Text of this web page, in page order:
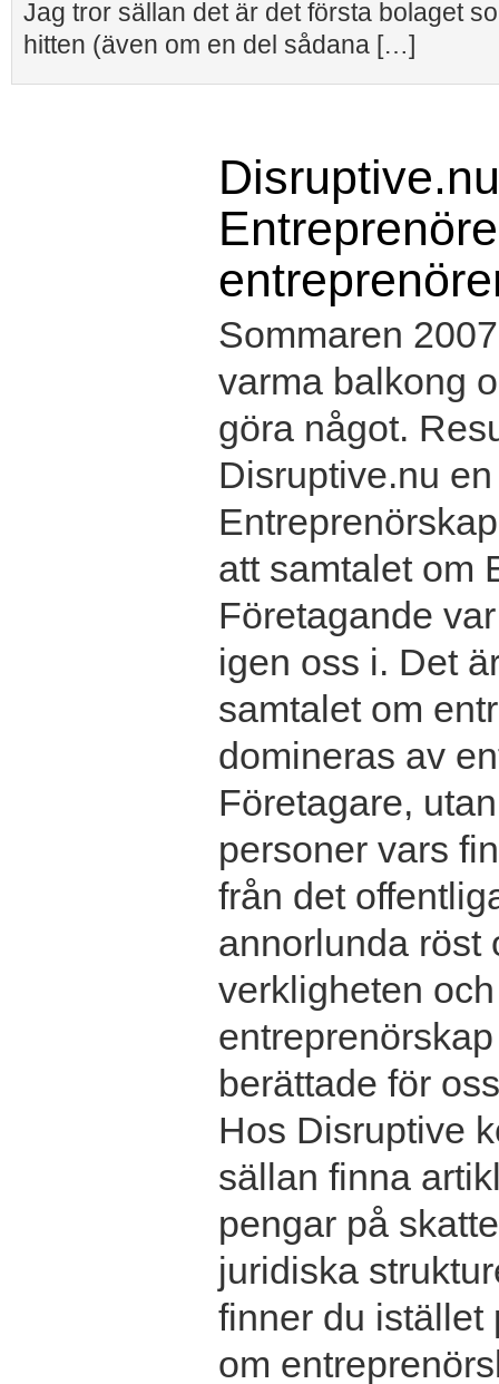
Jag tror sällan det är det första bolaget
hitten (även om en del sådana […]
Sommaren
varma balkong
göra något.
Disruptive.nu
att samtalet om
Företagande
igen oss i. Det
samtalet om
domineras av
Företagare,
personer vars
från det
annorlunda röst
verkligheten
berättade för
Hos Disruptive
sällan finna
pengar på
juridiska
finner du istället
om